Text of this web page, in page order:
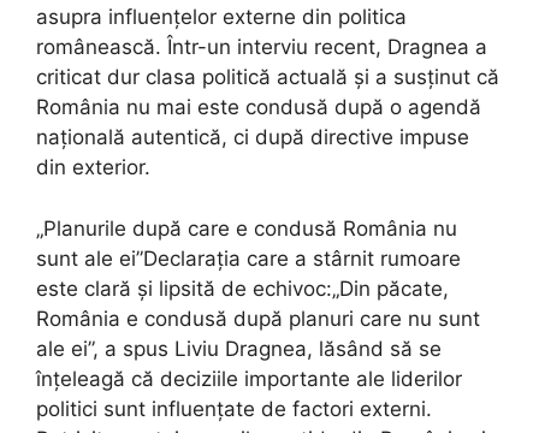
asupra influențelor externe din politica
românească. Într-un interviu recent, Dragnea a
criticat dur clasa politică actuală și a susținut că
România nu mai este condusă după o agendă
națională autentică, ci după directive impuse
din exterior.
„Planurile după care e condusă România nu
sunt ale ei”Declarația care a stârnit rumoare
este clară și lipsită de echivoc:„Din păcate,
România e condusă după planuri care nu sunt
ale ei”, a spus Liviu Dragnea, lăsând să se
înțeleagă că deciziile importante ale liderilor
politici sunt influențate de factori externi.